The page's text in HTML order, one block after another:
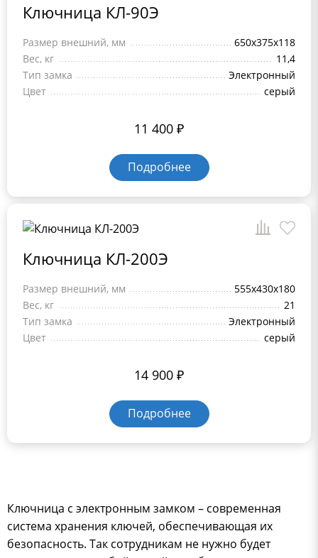
Ключница КЛ-90Э
Размер внешний, мм
650x375x118
Вес, кг
11,4
Тип замка
Электронный
Цвет
серый
11 400 ₽
Подробнее
Ключница КЛ-200Э
Размер внешний, мм
555x430x180
Вес, кг
21
Тип замка
Электронный
Цвет
серый
14 900 ₽
Подробнее
Ключница с электронным замком – современная
система хранения ключей, обеспечивающая их
безопасность. Так сотрудникам не нужно будет